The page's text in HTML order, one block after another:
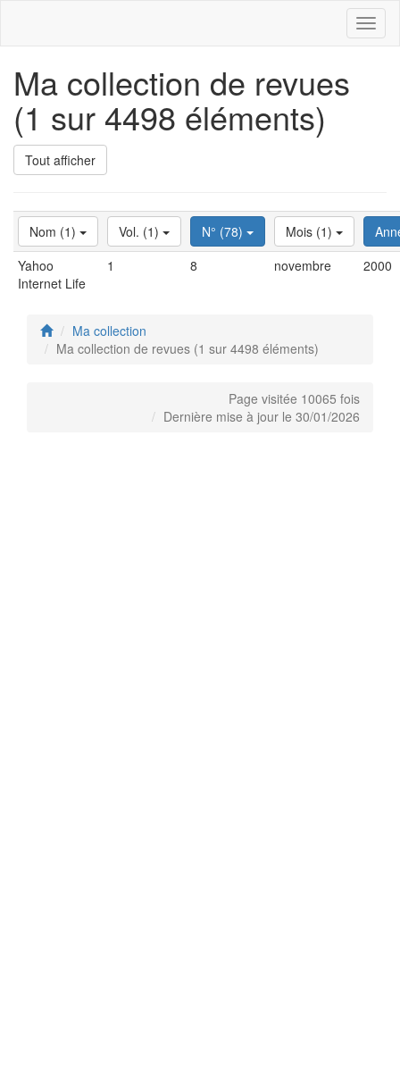
Ma collection de revues
(1 sur 4498 éléments)
Tout afficher
Nom (1) Vol. (1) N° (78) Mois (1)
Yahoo
Internet Life
1 8 novembre 2000
Ma collection
Ma collection de revues (1 sur 4498 éléments)
Page visitée 10065 fois
Dernière mise à jour le 30/01/2026